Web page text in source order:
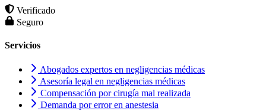
Verificado
Seguro
Servicios
Abogados expertos en negligencias médicas
Asesoría legal en negligencias médicas
Compensación por cirugía mal realizada
Demanda por error en anestesia